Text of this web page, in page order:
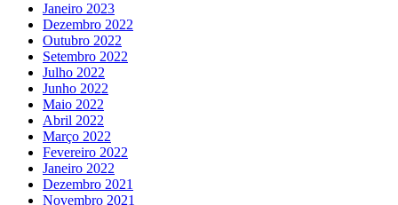
Janeiro 2023
Dezembro 2022
Outubro 2022
Setembro 2022
Julho 2022
Junho 2022
Maio 2022
Abril 2022
Março 2022
Fevereiro 2022
Janeiro 2022
Dezembro 2021
Novembro 2021